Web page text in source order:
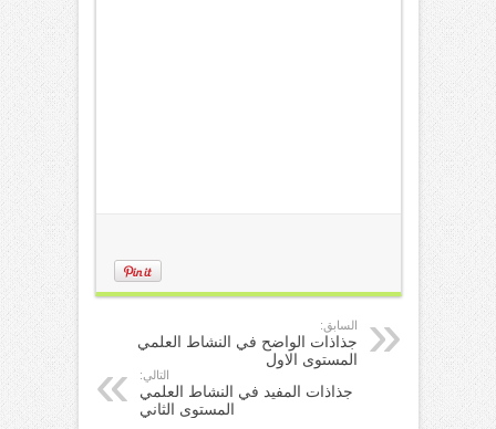
السابق:
جذاذات الواضح في النشاط العلمي
المستوى الاول
التالي:
جذاذات المفيد في النشاط العلمي
المستوى الثاني